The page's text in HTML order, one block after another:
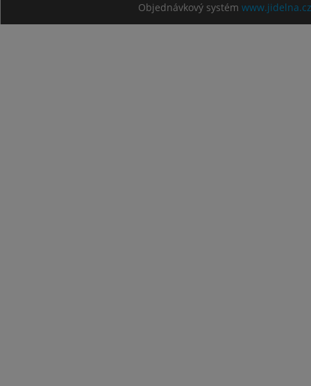
Objednávkový systém www.jidelna.cz